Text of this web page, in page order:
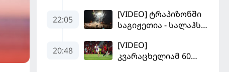
"სან ლუისს" მოუგო
22:05
[VIDEO] ტრაპიზონში
საგიჟეთია - სალაჰს
დახვდა
20:48
[VIDEO]
კვარაცხელიამ 60